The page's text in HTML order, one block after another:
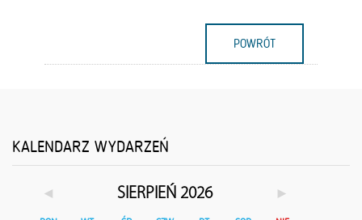
POWRÓT
KALENDARZ WYDARZEŃ
◄ SIERPIEŃ 2026 ►